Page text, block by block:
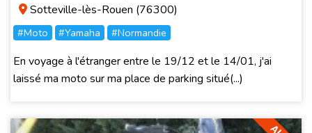
Sotteville-lès-Rouen (76300)
#Moto #Yamaha #Normandie
En voyage à l'étranger entre le 19/12 et le 14/01, j'ai
laissé ma moto sur ma place de parking situé(...)